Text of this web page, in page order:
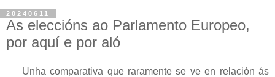
20240611
As eleccións ao Parlamento Europeo,
por aquí e por aló
Unha comparativa que raramente se ve en relación ás